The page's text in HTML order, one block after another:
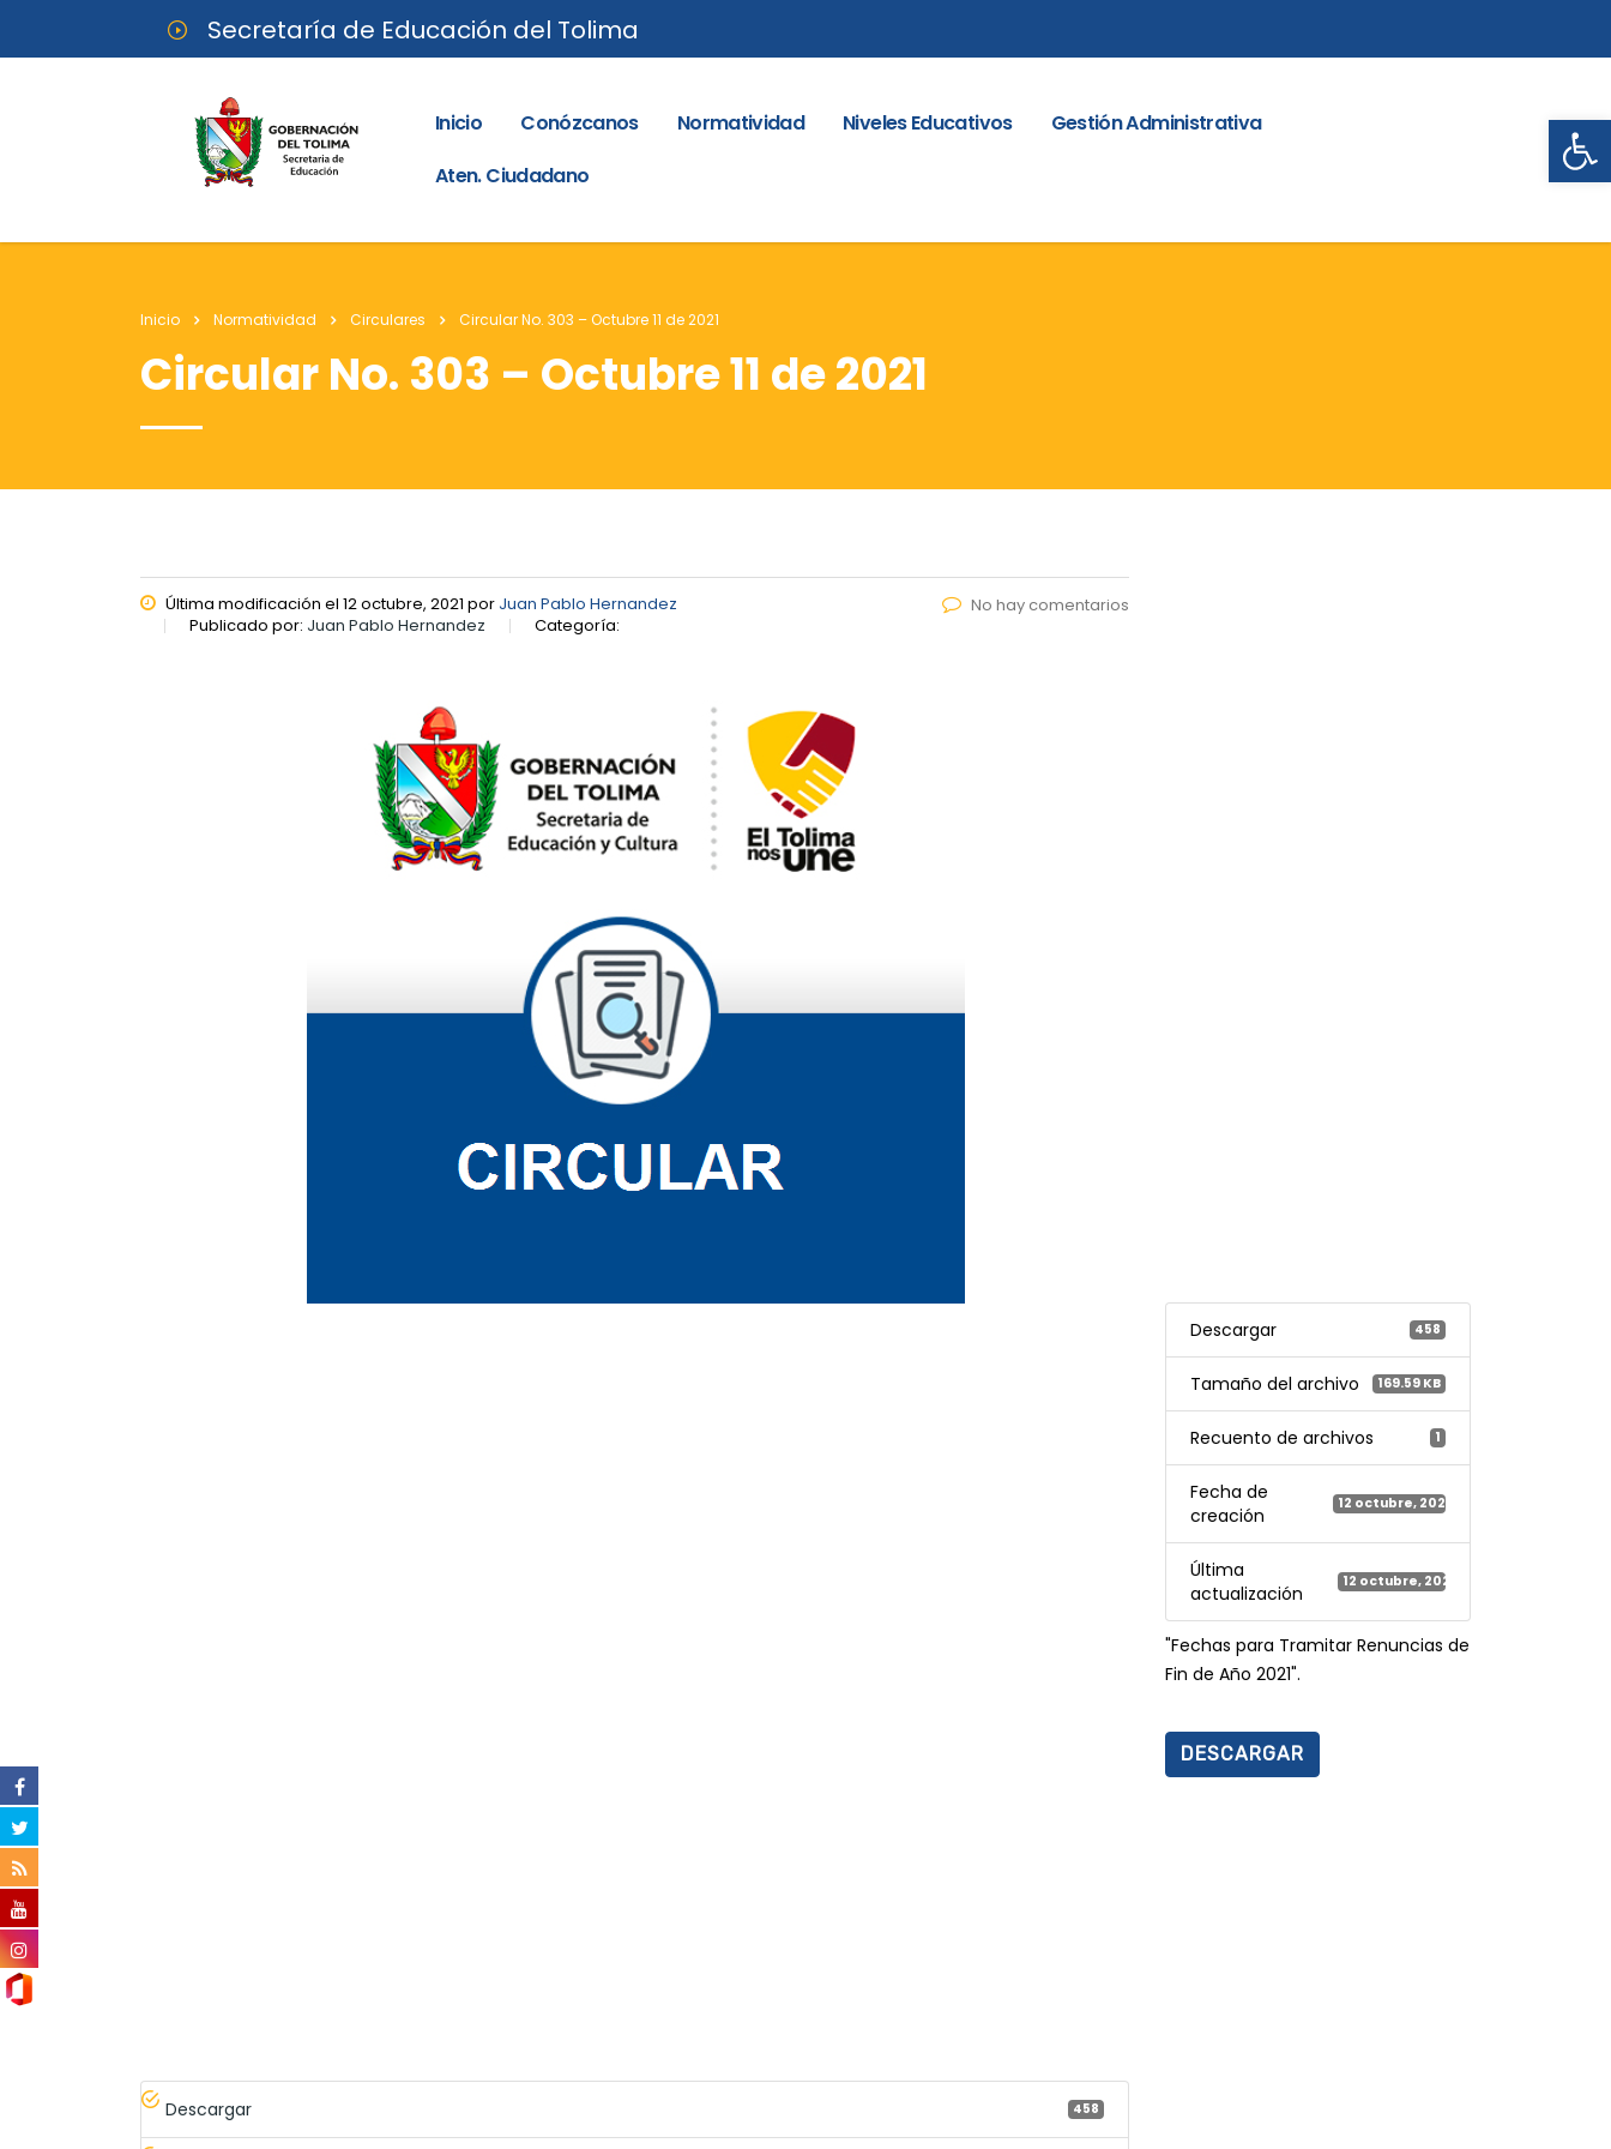
Secretaría de Educación del Tolima
Inicio Conózcanos Normatividad Niveles Educativos
Gestión Administrativa
Aten. Ciudadano
Inicio Normatividad Circulares Circular No. 303 – Octubre 11 de 2021
Circular No. 303 – Octubre 11 de 2021
Última modificación el 12 octubre, 2021 por Juan Pablo Hernandez
Publicado por: Juan Pablo Hernandez Categoría:
No hay comentarios
Descargar 458
Descargar 458
Tamaño del archivo 169.59 KB
Recuento de archivos 1
Fecha de
creación
12 octubre, 2021
Última
actualización
12 octubre, 2021
"Fechas para Tramitar Renuncias de
Fin de Año 2021".
DESCARGAR